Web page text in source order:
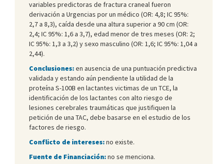
variables predictoras de fractura craneal fueron
derivación a Urgencias por un médico (OR: 4,8; IC 95%:
2,7 a 8,3), caída desde una altura superior a 90 cm (OR:
2,4; IC 95%: 1,6 a 3,7), edad menor de tres meses (OR: 2;
IC 95%: 1,3 a 3,2) y sexo masculino (OR: 1,6; IC 95%: 1,04 a
2,44).
Conclusiones:en ausencia de una puntuación predictiva
validada y estando aún pendiente la utilidad de la
proteína S-100B en lactantes victimas de un TCE, la
identificación de los lactantes con alto riesgo de
lesiones cerebrales traumáticas que justifiquen la
petición de una TAC, debe basarse en el estudio de los
factores de riesgo.
Conflicto de intereses:no existe.
Fuente de Financiación:no se menciona.